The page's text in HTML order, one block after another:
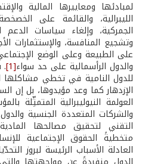
لمبادئها ومعاييرها المالية
الليبرالية، والقائمة على
الجمركية، وإلغاء سياسات الدعم
وتشجيع المنافسة، والإستثمارات
على الطبيعة وعلى الوضع
والدول الرأسمالية على حد سواء[1]
.
للدول النامية في تخطي مشاكلها
الإزدهار كما وعد مؤيدوها، بل
العولمة النيوليبرالية المتمثِّلة
والشركات المتعددة الجنسية
التقني لتحقيق مصالحها
متخطيةً الحقوق الإجتماعية
العادلة الأسباب الرئيسة لبروز